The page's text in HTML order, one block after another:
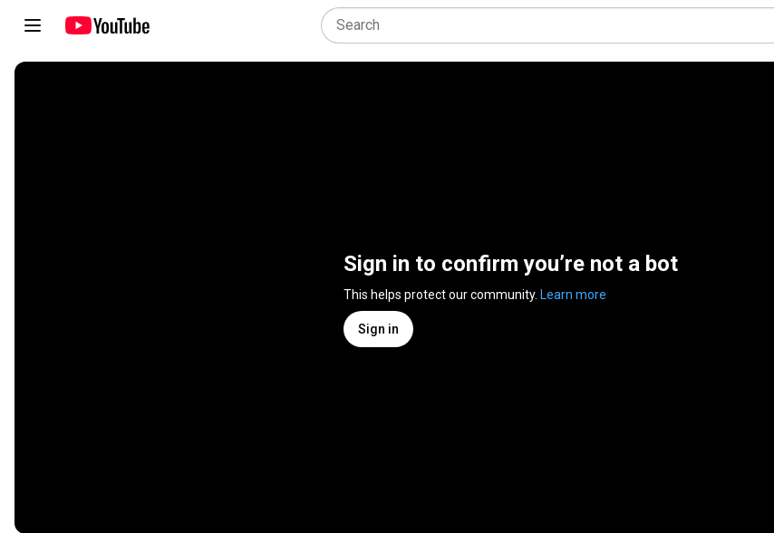
Sign in to confirm you’re not a bot
This helps protect our community. Learn more
Sign in